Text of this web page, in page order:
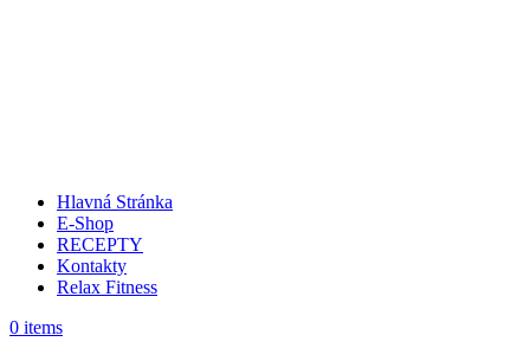
Hlavná Stránka
E-Shop
RECEPTY
Kontakty
Relax Fitness
0 items